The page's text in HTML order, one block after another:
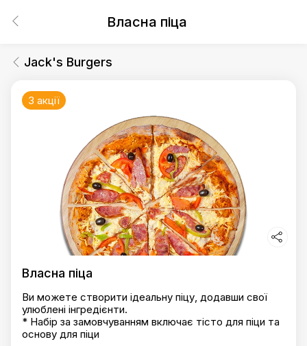
Власна піца
Jack's Burgers
3 акції
Власна піца
Ви можете створити ідеальну піцу, додавши свої
улюблені інгредієнти.
* Набір за замовчуванням включає тісто для піци та
основу для піци